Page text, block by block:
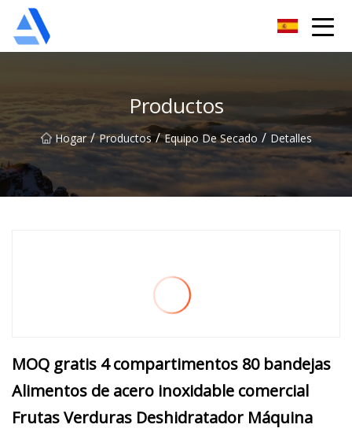
Productos
Hogar / Productos / Equipo De Secado / Detalles
MOQ gratis 4 compartimentos 80 bandejas
Alimentos de acero inoxidable comercial
Frutas Verduras Deshidratador Máquina